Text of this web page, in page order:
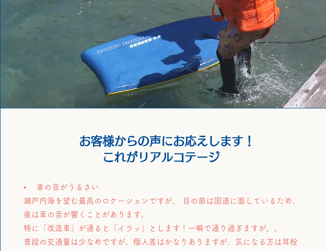
お客様からの声にお応えします！
これがリアルコテージ
• 車の音がうるさい
瀬戸内海を望む最高のロケーションですが、 目の前は国道に面しているため、
夜は車の音が響くことがあります。
特に「改造車」が通ると「イラッ」とします！一瞬で通り過ぎますが。。
普段の交通量は少なめですが、個人差はかなりありますが、気になる方は耳栓